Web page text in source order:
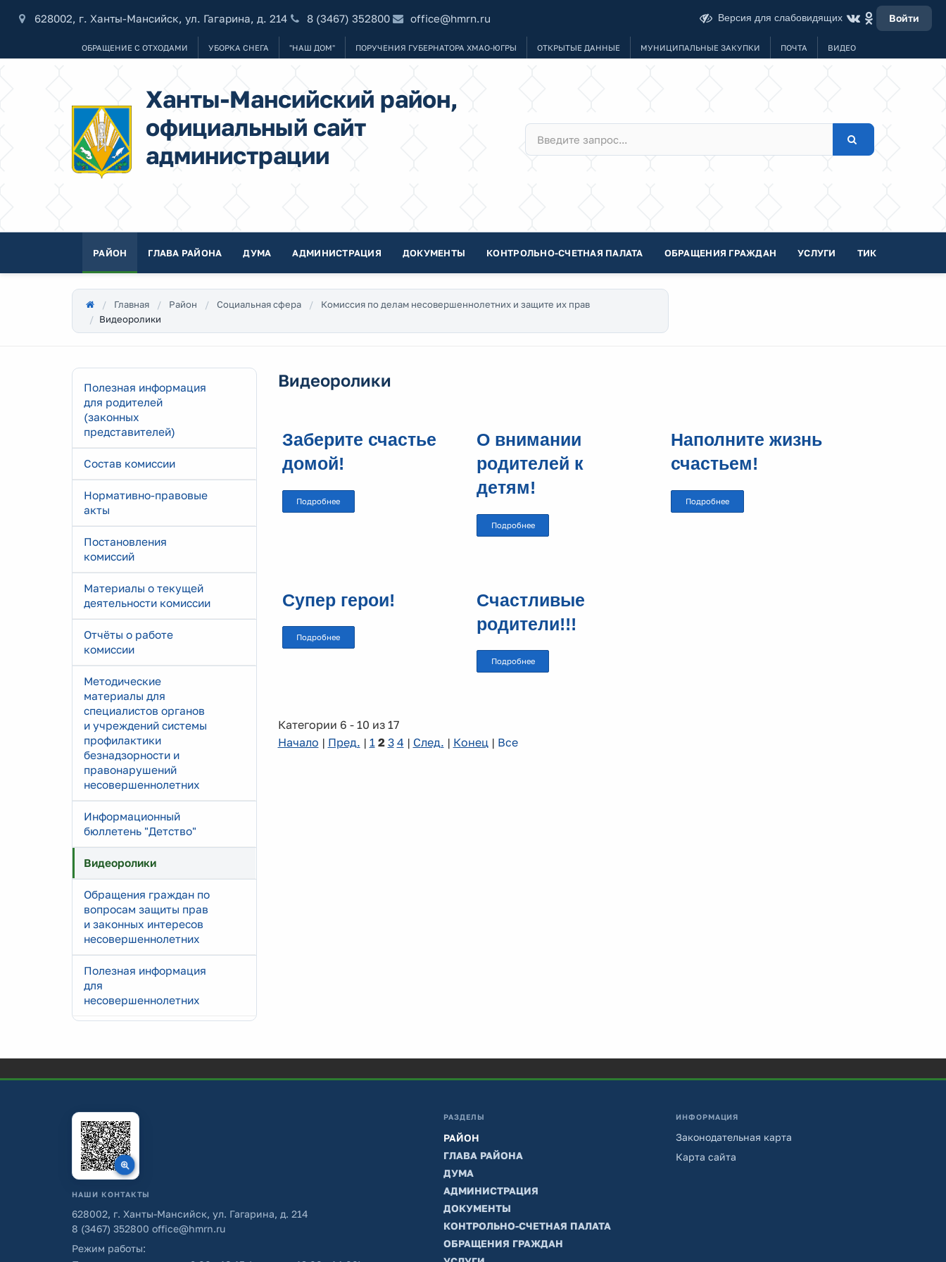
628002, г. Ханты-Мансийск, ул. Гагарина, д. 214 8 (3467) 352800 office@hmrn.ru Версия для слабовидящих Войти
ОБРАЩЕНИЕ С ОТХОДАМИ УБОРКА СНЕГА "НАШ ДОМ" ПОРУЧЕНИЯ ГУБЕРНАТОРА ХМАО-ЮГРЫ ОТКРЫТЫЕ ДАННЫЕ МУНИЦИПАЛЬНЫЕ ЗАКУПКИ ПОЧТА ВИДЕО
Ханты-Мансийский район,
официальный сайт
администрации
РАЙОН ГЛАВА РАЙОНА ДУМА АДМИНИСТРАЦИЯ ДОКУМЕНТЫ КОНТРОЛЬНО-СЧЕТНАЯ ПАЛАТА ОБРАЩЕНИЯ ГРАЖДАН УСЛУГИ ТИК
Главная Район Социальная сфера
Комиссия по делам несовершеннолетних и защите их прав
Видеоролики
Полезная информация
для родителей
(законных
представителей)
Состав комиссии
Нормативно-правовые
акты
Постановления
комиссий
Материалы о текущей
деятельности комиссии
Отчёты о работе
комиссии
Методические
материалы для
специалистов органов
и учреждений системы
профилактики
безнадзорности и
правонарушений
несовершеннолетних
Информационный
бюллетень "Детство"
Видеоролики
Обращения граждан по
вопросам защиты прав
и законных интересов
несовершеннолетних
Полезная информация
для
несовершеннолетних
Видеоролики
Заберите счастье
домой!
Подробнее
О внимании
родителей к
детям!
Подробнее
Наполните жизнь
счастьем!
Подробнее
Супер герои!
Подробнее
Счастливые
родители!!!
Подробнее
Категории 6 - 10 из 17
Начало | Пред. | 1 2 3 4 | След. | Конец | Все
НАШИ КОНТАКТЫ
628002, г. Ханты-Мансийск, ул. Гагарина, д. 214
8 (3467) 352800 office@hmrn.ru
Режим работы:
РАЗДЕЛЫ
РАЙОН
ГЛАВА РАЙОНА
ДУМА
АДМИНИСТРАЦИЯ
ДОКУМЕНТЫ
КОНТРОЛЬНО-СЧЕТНАЯ ПАЛАТА
ОБРАЩЕНИЯ ГРАЖДАН
ИНФОРМАЦИЯ
Законодательная карта
Карта сайта